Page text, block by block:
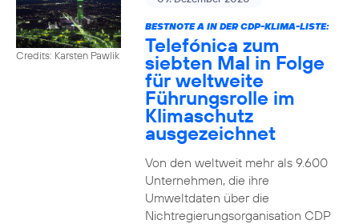
Credits: Karsten Pawlik
BESTNOTE A IN DER CDP-KLIMA-LISTE:
Telefónica zum
siebten Mal in Folge
für weltweite
Führungsrolle im
Klimaschutz
ausgezeichnet
Von den weltweit mehr als 9.600
Unternehmen, die ihre
Umweltdaten über die
Nichtregierungsorganisation CDP